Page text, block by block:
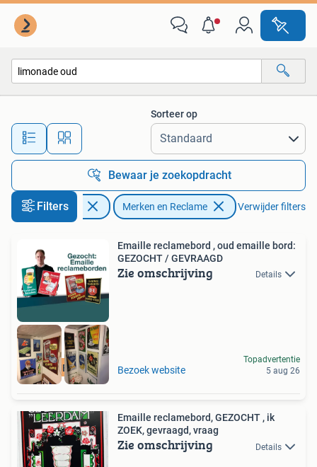
Alle afstanden…
Sorteer op
Bewaar je zoekopdracht
Filters
Verzamelen Merken en Reclame Verwijder filters
RECLAMEBORDEN
Emaille reclamebord , oud emaille bord:
GEZOCHT / GEVRAAGD
Zie omschrijving Details
Bezoek website
Topadvertentie
5 aug 26
Emaille reclamebord, GEZOCHT , ik
ZOEK, gevraagd, vraag
Zie omschrijving Details